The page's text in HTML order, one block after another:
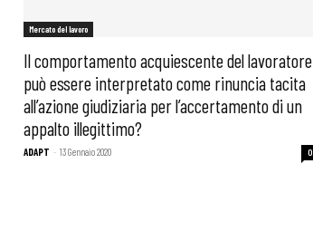
Mercato del lavoro
Il comportamento acquiescente del lavoratore
può essere interpretato come rinuncia tacita
all’azione giudiziaria per l’accertamento di un
appalto illegittimo?
ADAPT - 13 Gennaio 2020 0